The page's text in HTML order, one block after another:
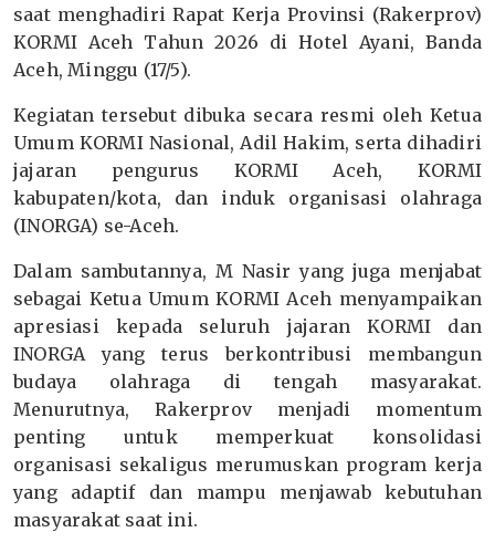
saat menghadiri Rapat Kerja Provinsi (Rakerprov)
KORMI Aceh Tahun 2026 di Hotel Ayani, Banda
Aceh, Minggu (17/5).
Kegiatan tersebut dibuka secara resmi oleh Ketua
Umum KORMI Nasional, Adil Hakim, serta dihadiri
jajaran pengurus KORMI Aceh, KORMI
kabupaten/kota, dan induk organisasi olahraga
(INORGA) se-Aceh.
Dalam sambutannya, M Nasir yang juga menjabat
sebagai Ketua Umum KORMI Aceh menyampaikan
apresiasi kepada seluruh jajaran KORMI dan
INORGA yang terus berkontribusi membangun
budaya olahraga di tengah masyarakat.
Menurutnya, Rakerprov menjadi momentum
penting untuk memperkuat konsolidasi
organisasi sekaligus merumuskan program kerja
yang adaptif dan mampu menjawab kebutuhan
masyarakat saat ini.